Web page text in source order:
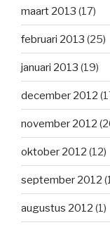
maart 2013 (17)
februari 2013 (25)
januari 2013 (19)
december 2012
november 2012
oktober 2012 (12)
september 2012
augustus 2012 (1)